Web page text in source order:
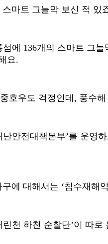
마트 그늘막 보신 적 있
에 136개의 스마트 그늘
요.
호우도 걱정인데 , 풍수
난안전대책본부’를 운영
에 대해서는 ‘침수재해
린천 하천 순찰단’이 따로